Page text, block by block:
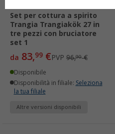
Set per cottura a spirito
Trangia Trangiakök 27 in
tre pezzi con bruciatore
set 1
da 83,99 €PVP 96,90€
Disponibile
Disponibilità in filiale: Seleziona
la tua filiale
Altre versioni disponibili